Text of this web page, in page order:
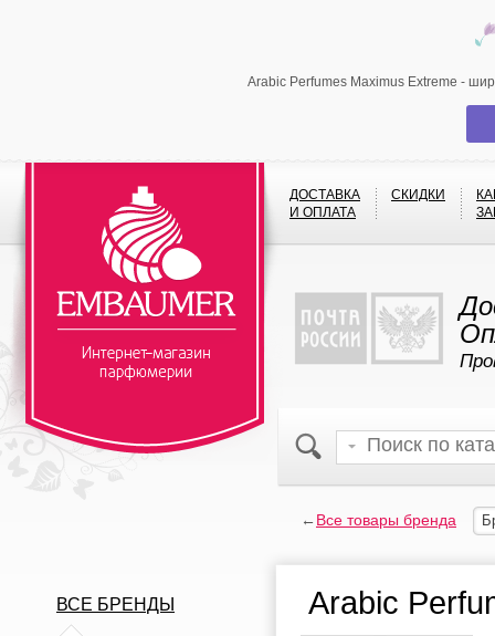
Arabic Perfumes Maximus Extreme -
ДОСТАВКА
И ОПЛАТА
СКИДКИ
←Все товары бренда
Arabic
ВСЕ БРЕНДЫ